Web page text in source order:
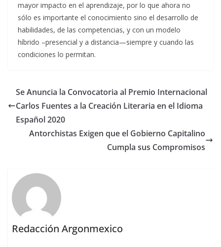
mayor impacto en el aprendizaje, por lo que ahora no
sólo es importante el conocimiento sino el desarrollo de
habilidades, de las competencias, y con un modelo
híbrido –presencial y a distancia—siempre y cuando las
condiciones lo permitan.
Se Anuncia la Convocatoria al Premio Internacional
Carlos Fuentes a la Creación Literaria en el Idioma
Español 2020
Antorchistas Exigen que el Gobierno Capitalino
Cumpla sus Compromisos
Redacción Argonmexico